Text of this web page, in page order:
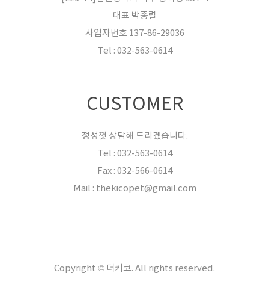
대표 박종렬
사업자번호 137-86-29036
Tel : 032-563-0614
CUSTOMER
정성껏 상담해 드리겠습니다.
Tel : 032-563-0614
Fax : 032-566-0614
Mail : thekicopet@gmail.com
Copyright © 더키코. All rights reserved.